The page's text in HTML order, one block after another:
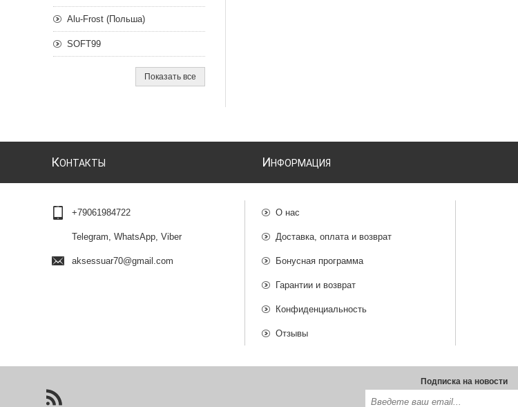
Alu-Frost (Польша)
SOFT99
Показать все
КОНТАКТЫ
+79061984722
Telegram, WhatsApp, Viber
aksessuar70@gmail.com
ИНФОРМАЦИЯ
О нас
Доставка, оплата и возврат
Бонусная программа
Гарантии и возврат
Конфиденциальность
Отзывы
Подписка на новости